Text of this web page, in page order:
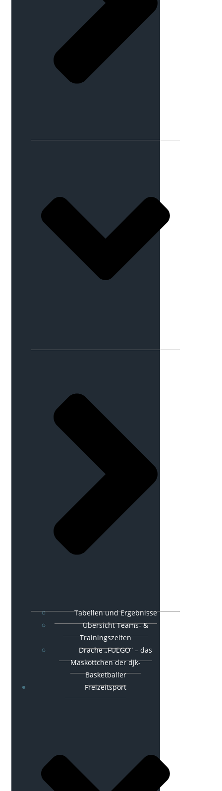
Tabellen und Ergebnisse
Übersicht Teams- &
Trainingszeiten
Drache „FUEGO“ – das
Maskottchen der djk-
Basketballer
Freizeitsport